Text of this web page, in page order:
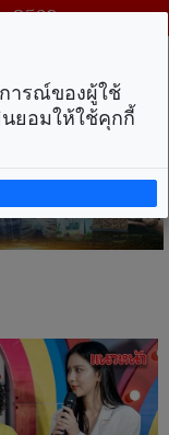
2569
ารณ์ของผู้ใช้
ยอมให้ใช้คุกกี้